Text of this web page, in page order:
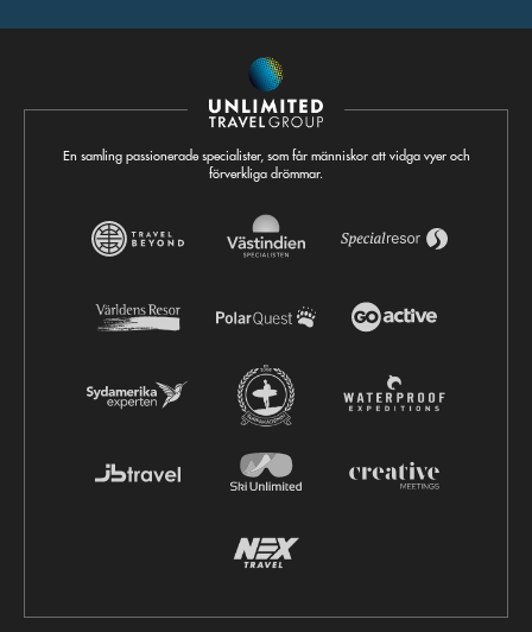
En samling passionerade specialister, som får människor att vidga vyer och
förverkliga drömmar.